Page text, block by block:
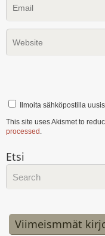
Ilmoita sähköpostilla
This site uses Akismet to
processed .
Etsi
Viimeismmät